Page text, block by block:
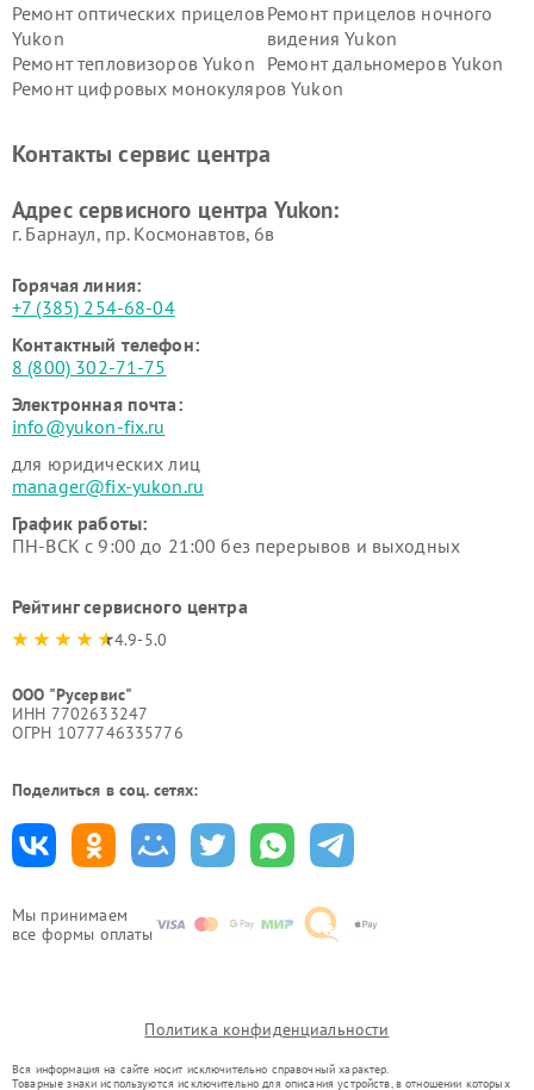
Мы принимаем
все формы оплаты
Ремонт оптических прицелов
Yukon
Ремонт прицелов ночного
видения Yukon
Ремонт тепловизоров Yukon Ремонт дальномеров Yukon
Ремонт цифровых монокуляров Yukon
Контакты сервис центра
Адрес сервисного центра Yukon:
г. Барнаул, ​пр. Космонавтов, 6в
Горячая линия:
+7 (385) 254-68-04
Контактный телефон:
8 (800) 302-71-75
Электронная почта:
info@yukon-fix.ru
для юридических лиц
manager@fix-yukon.ru
График работы:
ПН-ВСК с 9:00 до 21:00 без перерывов и выходных
Рейтинг сервисного центра
4.9-5.0
ООО "Русервис"
ИНН 7702633247
ОГРН 1077746335776
Поделиться в соц. сетях:
Политика конфиденциальности
Вся информация на сайте носит исключительно справочный характер.
Товарные знаки используются исключительно для описания устройств, в отношении которых